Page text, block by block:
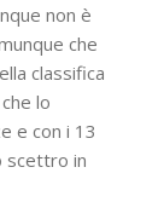
non è
che
classifica
lo
e con i 13
scettro in